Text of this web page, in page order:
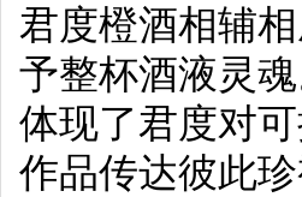
君度橙酒相辅
予整杯酒液灵
体现了君度对
作品传达彼此